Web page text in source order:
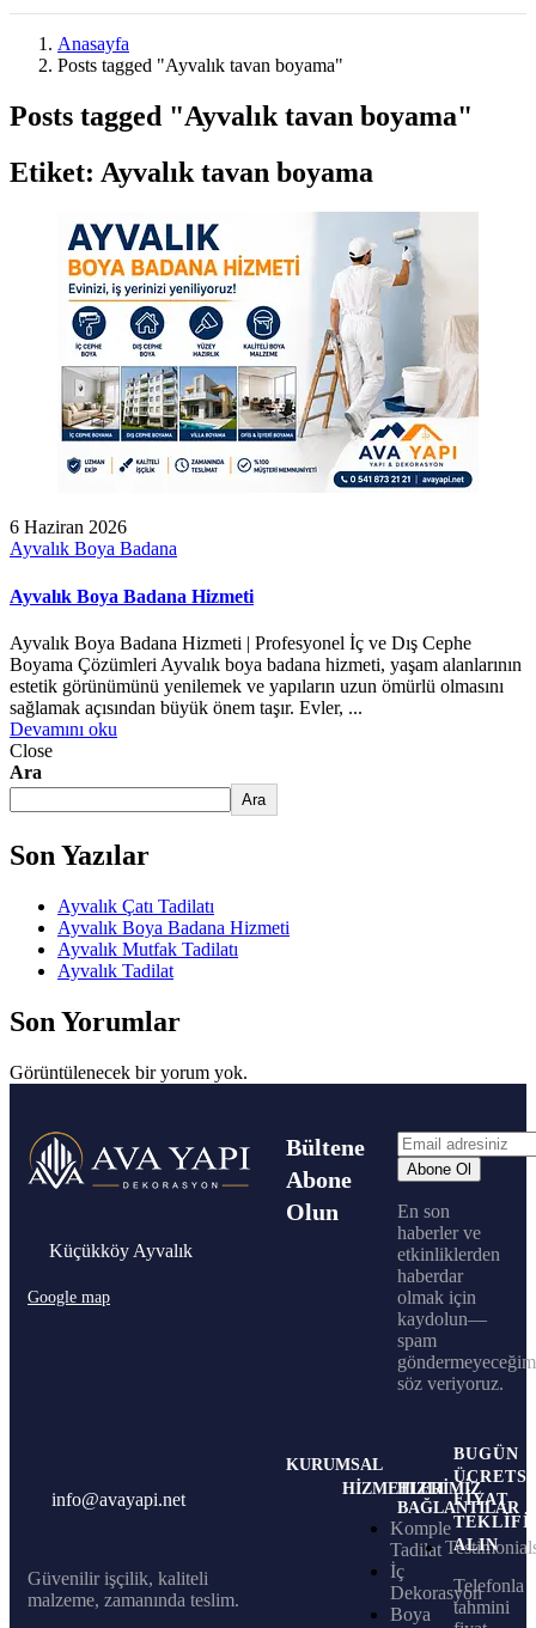
Anasayfa
Posts tagged "Ayvalık tavan boyama"
Posts tagged "Ayvalık tavan boyama"
Etiket: Ayvalık tavan boyama
6 Haziran 2026
Ayvalık Boya Badana
Ayvalık Boya Badana Hizmeti
Ayvalık Boya Badana Hizmeti | Profesyonel İç ve Dış Cephe
Boyama Çözümleri Ayvalık boya badana hizmeti, yaşam alanlarının
estetik görünümünü yenilemek ve yapıların uzun ömürlü olmasını
sağlamak açısından büyük önem taşır. Evler, ...
Devamını oku
Close
Ara
Ara
Son Yazılar
Ayvalık Çatı Tadilatı
Ayvalık Boya Badana Hizmeti
Ayvalık Mutfak Tadilatı
Ayvalık Tadilat
Son Yorumlar
Görüntülenecek bir yorum yok.
Küçükköy Ayvalık
Google map
info@avayapi.net
Güvenilir işçilik, kaliteli
malzeme, zamanında teslim.
Bültene
Abone
Olun
En son
haberler ve
etkinliklerden
haberdar
olmak için
kaydolun—
spam
söz veriyoruz.
KURUMSAL
HIZMETLERIMIZ
Komple
Tadilat
İç
Dekorasyon
Boya
HIZLI
BAĞLANTILAR
BUGÜN
FIYAT
TEKLIFI
ALIN
Telefonla
tahmini